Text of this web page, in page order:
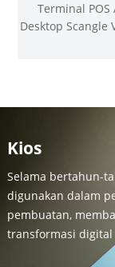
Terminal
Desktop Scangle
Kios
Selama bertahun-
digunakan dalam
pembuatan,
transformasi digital